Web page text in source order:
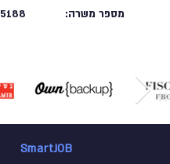
5188 מספר משרה:
SmartJOB